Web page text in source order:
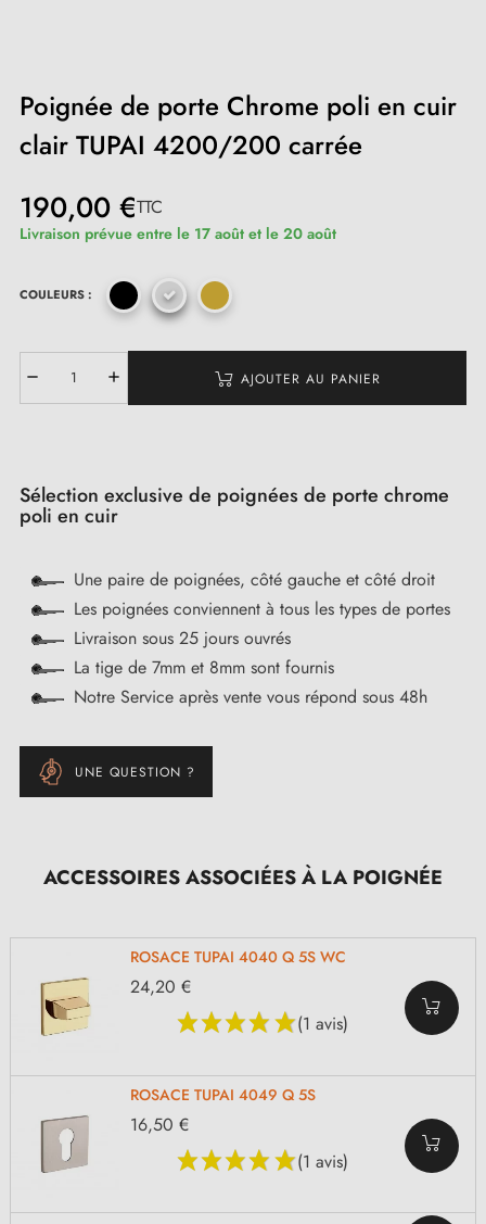
Poignée de porte Chrome poli en cuir
clair TUPAI 4200/200 carrée
190,00 €TTC
Livraison prévue entre le 17 août et le 20 août
COULEURS :
AJOUTER AU PANIER
Sélection exclusive de poignées de porte chrome
poli en cuir
Une paire de poignées, côté gauche et côté droit
Les poignées conviennent à tous les types de portes
Livraison sous 25 jours ouvrés
La tige de 7mm et 8mm sont fournis
Notre Service après vente vous répond sous 48h
UNE QUESTION ?
ACCESSOIRES ASSOCIÉES À LA POIGNÉE
ROSACE TUPAI 4040 Q 5S WC
(1 avis)
24,20 €
ROSACE TUPAI 4049 Q 5S
(1 avis)
16,50 €